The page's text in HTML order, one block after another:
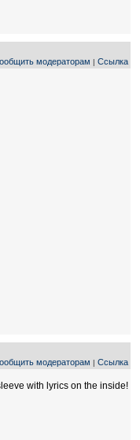
модераторам | Ссылка
модераторам | Ссылка
with lyrics on the inside!